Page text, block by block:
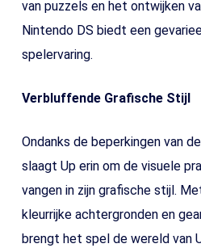
van puzzels en het ontwijken
Nintendo DS biedt een
spelervaring.
Verbluffende Grafische Stijl
Ondanks de beperkingen van
slaagt Up erin om de visuele
vangen in zijn grafische stijl.
kleurrijke achtergronden en
brengt het spel de wereld van